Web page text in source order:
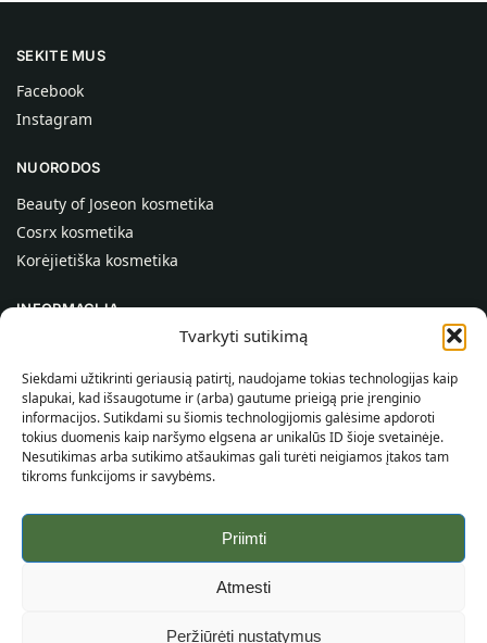
Tvarkyti sutikimą
Siekdami užtikrinti geriausią patirtį, naudojame tokias technologijas kaip
slapukai, kad išsaugotume ir (arba) gautume prieigą prie įrenginio
informacijos. Sutikdami su šiomis technologijomis galėsime apdoroti
tokius duomenis kaip naršymo elgsena ar unikalūs ID šioje svetainėje.
Nesutikimas arba sutikimo atšaukimas gali turėti neigiamos įtakos tam
tikroms funkcijoms ir savybėms.
Priimti
Atmesti
Peržiūrėti nustatymus
SEKITE MUS
Facebook
Instagram
NUORODOS
Beauty of Joseon kosmetika
Cosrx kosmetika
Korėjietiška kosmetika
INFORMACIJA
Kontaktai
Pagalba
INFORMACIJA PIRKĖJUI
Pristatymo sąlygos
Taisyklės ir sąlygos
Svetainės žemėlapis